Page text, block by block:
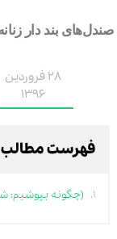
صندل‌های بند دار
28 فروردین
1396
فهرست مطالب
(چگونه بپوشیم: